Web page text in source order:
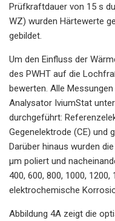
Prüfkraftdauer von 15 s
WZ) wurden Härtewerte
gebildet.
Um den Einfluss der
des PWHT auf die
bewerten. Alle
Analysator IviumStat
durchgeführt:
Gegenelektrode (CE) und
Darüber hinaus wurden
µm poliert und
400, 600, 800, 1000,
elektrochemische
Abbildung 4A zeigt die